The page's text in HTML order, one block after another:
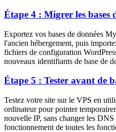
Étape 4 : Migrer les bases
Exportez vos bases de données
l'ancien hébergement, puis
fichiers de configuration
nouveaux identifiants de base de
Étape 5 : Tester avant de
Testez votre site sur le VPS en
ordinateur pour pointer
nouvelle IP, sans changer les
fonctionnement de toutes les